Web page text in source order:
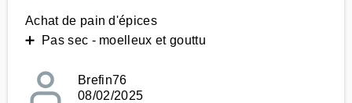
Achat de pain d'épices
➕ Pas sec - moelleux et gouttu
Brefin76
08/02/2025